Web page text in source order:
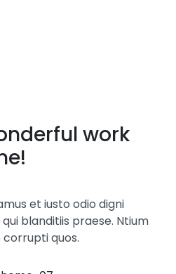
work
et iusto odio digni
blanditiis praese. Ntium
quos.